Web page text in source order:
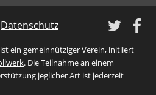
Datenschutz
ein gemeinnütziger Verein, initiiert
. Die Teilnahme an einem
jeglicher Art ist jederzeit